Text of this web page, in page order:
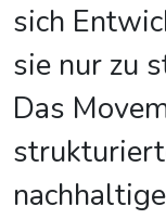
sich
sie nur zu
Das